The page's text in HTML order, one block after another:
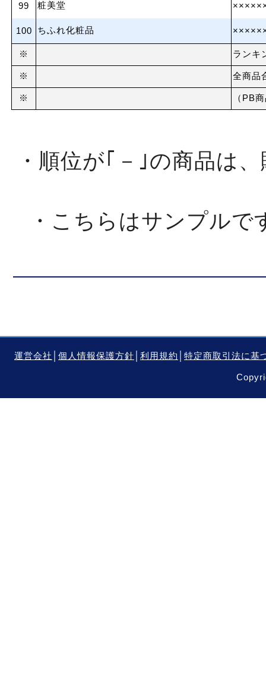
99 粧美堂
100 ちふれ化粧品
※ ランキ
※ 全商品
※ （PB
・順位が｢－｣の商品は
・こちらはサンプルで
運営会社 個人情報保護方針 利用規約 特定商取引法に基